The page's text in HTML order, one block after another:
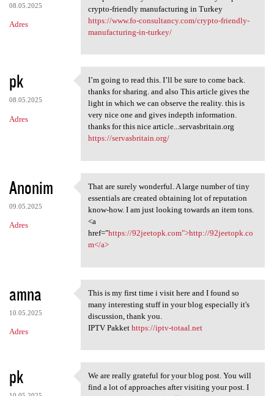
08.05.2025
Adres
crypto-friendly manufacturing in Turkey
https://www.fo-consultancy.com/crypto-friendly-
manufacturing-in-turkey/
pk
08.05.2025
Adres
I’m going to read this. I’ll
I’m going to read this. I’ll be sure to come back.
thanks for sharing. and also This article gives the
light in which we can observe the reality. this is
very nice one and gives indepth information.
thanks for this nice article...servasbritain.org
https://servasbritain.org/
Anonim
09.05.2025
Adres
That are surely wonderful. A
That are surely wonderful. A large number of tiny
essentials are created obtaining lot of reputation
know-how. I am just looking towards an item tons.
<a
href="https://92jeetopk.com">http://92jeetopk.co
m</a>
amna
10.05.2025
Adres
This is my first time i visit
This is my first time i visit here and I found so
many interesting stuff in your blog especially it's
discussion, thank you.
IPTV Pakket https://iptv-totaal.net
pk We are really grateful for
We are really grateful for your blog post. You will
find a lot of approaches after visiting your post. I